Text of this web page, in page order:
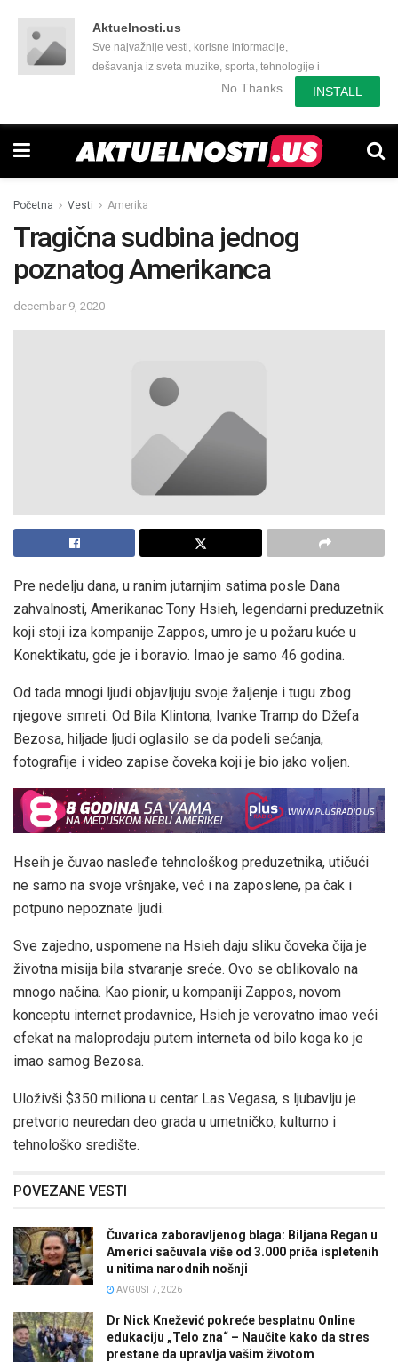
Aktuelnosti.us
Sve najvažnije vesti, korisne informacije,
dešavanja iz sveta muzike, sporta, tehnologije i
još mnogo toga zanimljivog.No Thanks INSTALL
Početna Vesti Amerika
Tragična sudbina jednog
poznatog Amerikanca
decembar 9, 2020
Pre nedelju dana, u ranim jutarnjim satima posle Dana
zahvalnosti, Amerikanac Tony Hsieh, legendarni preduzetnik
koji stoji iza kompanije Zappos, umro je u požaru kuće u
Konektikatu, gde je i boravio. Imao je samo 46 godina.
Od tada mnogi ljudi objavljuju svoje žaljenje i tugu zbog
njegove smreti. Od Bila Klintona, Ivanke Tramp do Džefa
Bezosa, hiljade ljudi oglasilo se da podeli sećanja,
fotografije i video zapise čoveka koji je bio jako voljen.
Hseih je čuvao nasleđe tehnološkog preduzetnika, utičući
ne samo na svoje vršnjake, već i na zaposlene, pa čak i
potpuno nepoznate ljudi.
Sve zajedno, uspomene na Hsieh daju sliku čoveka čija je
životna misija bila stvaranje sreće. Ovo se oblikovalo na
mnogo načina. Kao pionir, u kompaniji Zappos, novom
konceptu internet prodavnice, Hsieh je verovatno imao veći
efekat na maloprodaju putem interneta od bilo koga ko je
imao samog Bezosa.
Uloživši $350 miliona u centar Las Vegasa, s ljubavlju je
pretvorio neuredan deo grada u umetničko, kulturno i
tehnološko središte.
POVEZANE VESTI
Čuvarica zaboravljenog blaga: Biljana Regan u
Americi sačuvala više od 3.000 priča ispletenih
u nitima narodnih nošnji
AVGUST 7, 2026
Dr Nick Knežević pokreće besplatnu Online
edukaciju „Telo zna“ – Naučite kako da stres
prestane da upravlja vašim životom